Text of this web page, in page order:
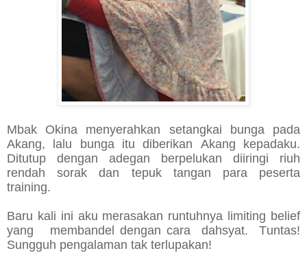
Mbak Okina menyerahkan setangkai bunga pada
Akang, lalu bunga itu diberikan Akang kepadaku.
Ditutup dengan adegan berpelukan diiringi riuh
rendah sorak dan tepuk tangan para peserta
training.
Baru kali ini aku merasakan runtuhnya limiting belief
yang membandel dengan cara dahsyat. Tuntas!
Sungguh pengalaman tak terlupakan!